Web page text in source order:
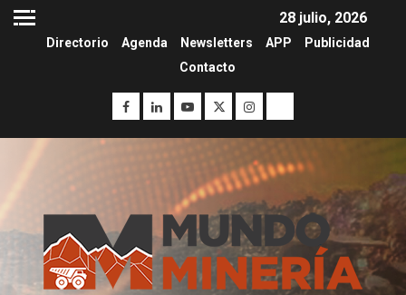
28 julio, 2026
Directorio Agenda Newsletters APP
Publicidad
Contacto